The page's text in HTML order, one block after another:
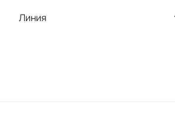
Линия